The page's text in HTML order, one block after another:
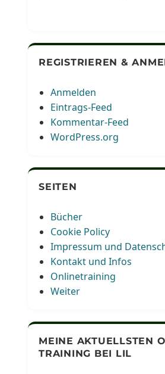
REGISTRIEREN &
Anmelden
Eintrags-Feed
Kommentar-Feed
WordPress.org
SEITEN
Bücher
Cookie Policy
Impressum und
Kontakt und Infos
Onlinetraining
Weiter
MEINE AKTUELLSTEN
TRAINING BEI LIL